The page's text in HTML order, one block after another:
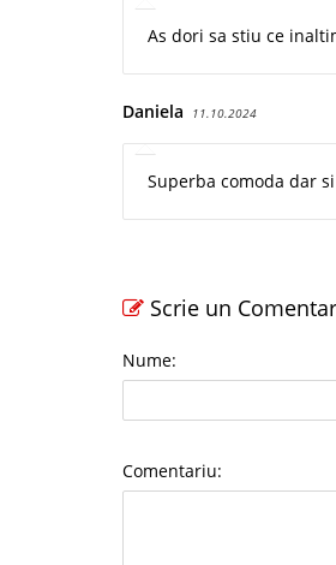
As dori sa stiu ce
Daniela 11.10.2024
Superba comoda dar
Scrie un
Nume:
Comentariu: